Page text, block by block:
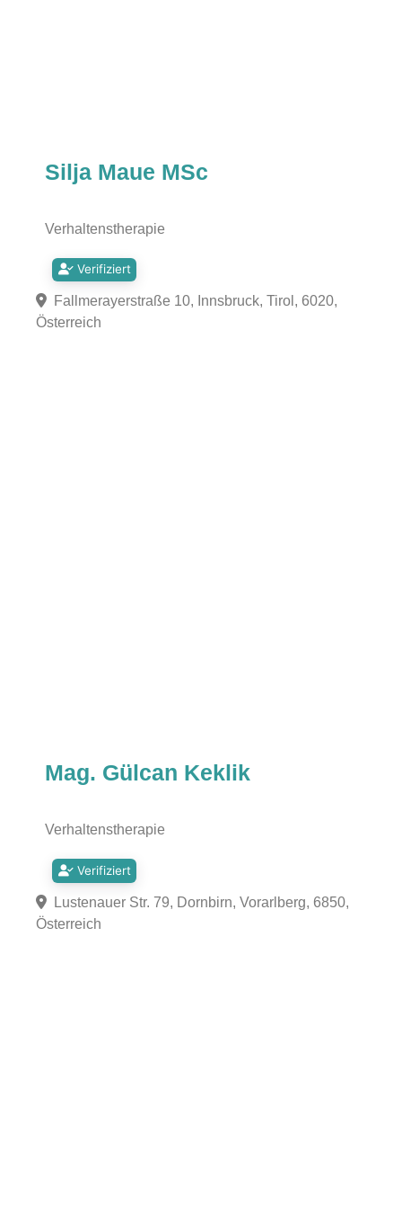
Silja Maue MSc
Verhaltenstherapie
Verifiziert
Fallmerayerstraße 10, Innsbruck, Tirol, 6020,
Österreich
Mag. Gülcan Keklik
Verhaltenstherapie
Verifiziert
Lustenauer Str. 79, Dornbirn, Vorarlberg, 6850,
Österreich